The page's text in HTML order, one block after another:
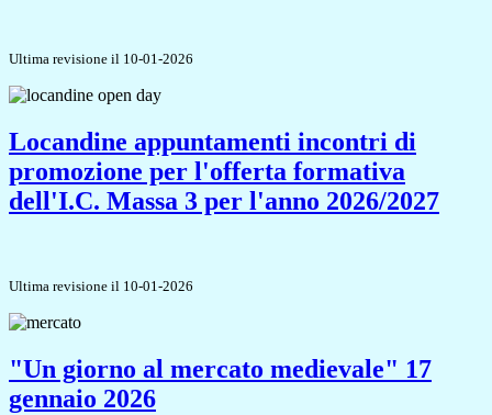
Ultima revisione il 10-01-2026
Locandine appuntamenti incontri di
promozione per l'offerta formativa
dell'I.C. Massa 3 per l'anno 2026/2027
Ultima revisione il 10-01-2026
"Un giorno al mercato medievale" 17
gennaio 2026